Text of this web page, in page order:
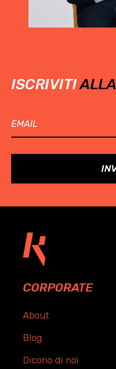
ISCRIVITIALLA
CORPORATE
About
Blog
Dicono di noi